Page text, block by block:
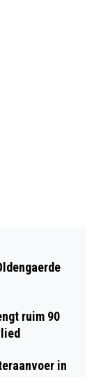
DE
DE
ruim 90
in